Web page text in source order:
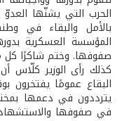
الحرب التي يشنّها
بالأمل والبقاء في
المؤسسة العسكرية
صفوفها. وختم شاكرًا كل
كذلك رأى الوزير كلّاس
البقاع عمومًا يفتخرون
يترددون في دعمها
في صفوفها والاستشهاد